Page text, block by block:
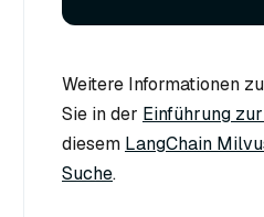
Weitere Informationen
Sie in der Einführung
diesem LangChain
Suche.